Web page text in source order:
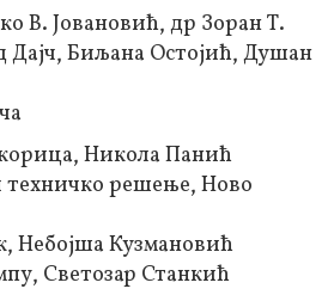
В. Јовановић, др Зоран Т.
Дајч, Биљана Остојић, Душан
Никола Панић
решење, Ново
Небојша Кузмановић
Светозар Станкић